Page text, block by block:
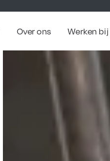
Over ons Werken bij